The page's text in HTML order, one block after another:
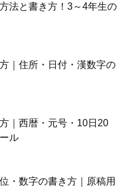
法と書き方！3～4年生の
｜住所・日付・漢数字の
｜西暦・元号・10日20
ル
・数字の書き方｜原稿用